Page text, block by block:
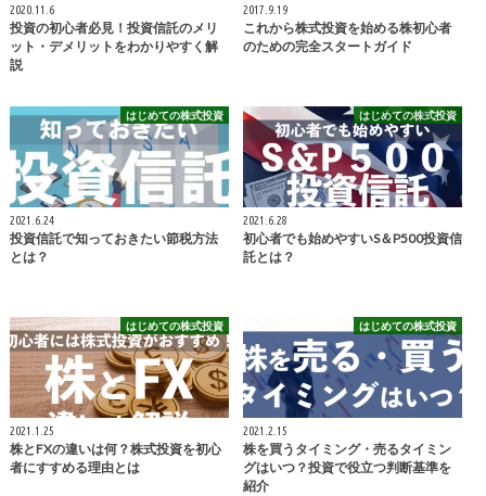
2020.11.6
投資の初心者必見！投資信託のメリ
ット・デメリットをわかりやすく解
説
2017.9.19
これから株式投資を始める株初心者
のための完全スタートガイド
はじめての株式投資
2021.6.24
投資信託で知っておきたい節税方法
とは？
はじめての株式投資
2021.6.28
初心者でも始めやすいS＆P500投資信
託とは？
はじめての株式投資
2021.1.25
株とFXの違いは何？株式投資を初心
者にすすめる理由とは
はじめての株式投資
2021.2.15
株を買うタイミング・売るタイミン
グはいつ？投資で役立つ判断基準を
紹介